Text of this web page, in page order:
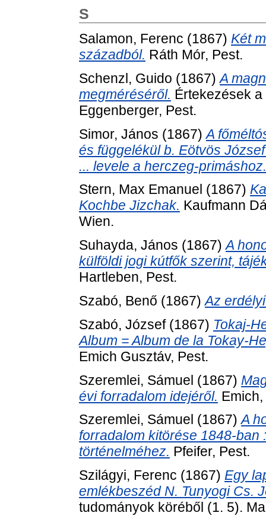
S
Salamon, Ferenc (1867) Két
századból. Ráth Mór, Pest.
Schenzl, Guido (1867)A
megméréséről. Értekezések
Eggenberger, Pest.
Simor, János (1867)A
és függelékül b. Eötvös
... levele a herczeg-primáshoz.
Stern, Max Emanuel (1867)
Kochbe Jizchak. Kaufmann
Wien.
Suhayda, János (1867)A
külföldi jogi kútfők szerint,
Hartleben, Pest.
Szabó, Benő (1867)Az
Szabó, József(1867) Tokaj-
Album = Album de la Tokay-
Emich Gusztáv, Pest.
Szeremlei, Sámuel (1867)
évi forradalom idejéről.
Szeremlei, Sámuel (1867)A
forradalom kitörése 1848-ban
történelméhez. Pfeifer, Pest.
Szilágyi, Ferenc (1867) Egy
emlékbeszéd N. Tunyogi Cs.
tudományok köréből (1. 5).